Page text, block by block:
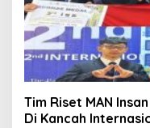
Tim Riset MAN
Di Kancah